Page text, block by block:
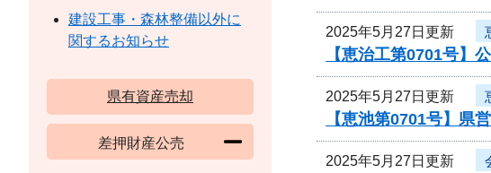
2025年5月27日更新
【恵治工第0701号
2025年5月27日更新
【恵池第0701号】
2025年5月27日更新
建設工事・森林整備以外に
関するお知らせ
県有資産売却
差押財産公売